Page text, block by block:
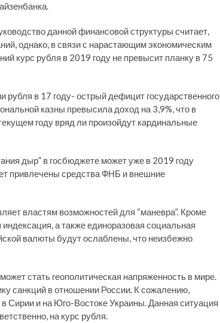
данной финансовой структуры считает,
однако, в связи с нарастающим экономическим
курс рубля в 2019 году не превысит планку в 75
в 17 году- острый дефицит государственного
казны превысила доход на 3,9%, что в
году вряд ли произойдут кардинальные
дыр” в госбюджете может уже в 2019 году
привлечены средства ФНБ и внешние
властям возможностей для “маневра”. Кроме
а также единоразовая социальная
валюты будут ослаблены, что неизбежно
стать геополитическая напряженность в мире.
санкций в отношении России. К сожалению,
Сирии и на Юго-Востоке Украины. Данная ситуация
на курс рубля.